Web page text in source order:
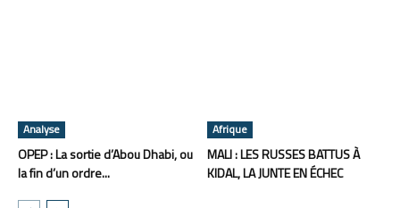
Analyse
OPEP : La sortie d’Abou Dhabi, ou
la fin d’un ordre...
Afrique
MALI : LES RUSSES BATTUS À
KIDAL, LA JUNTE EN ÉCHEC